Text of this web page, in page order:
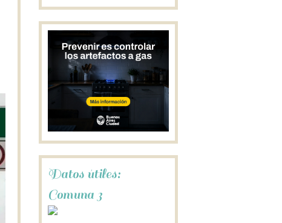
Datos útiles:
Comuna 3